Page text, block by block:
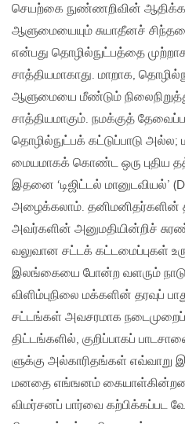
செயற்கை நுண்ணறிவின்
ஆளுமையையும் சுயாதீனச்
என்பது தொழில்நுட்பத்தை
சாத்தியமாகாது. மாறாக,
ஆளுமையை மீண்டும்
சாத்தியமாகும். நமக்குத்
தொழில்நுட்பக் கட்டுப்பாடு அல்ல;
மையமாகக் கொண்ட ஒரு புதிய
இதனை ‘டிஜிட்டல் மானுடவியல்’
அழைக்கலாம். தனிமனிதர்களின்
அவர்களின் அனுமதியின்றிச்
வலுவான சட்டக் கட்டமைப்புகள்
இலங்கையை போன்ற வளரும்
விளிம்புநிலை மக்களின் தரவுப்
சட்டங்கள் அவசரமாக
திட்டங்களில், குறிப்பாகப்
ளுக்கு அல்காரிதங்கள் எவ்வாறு
மனதை எங்ஙனம் கையாள்கின்றன
விமர்சனப் பார்வை கற்பிக்கப்பட